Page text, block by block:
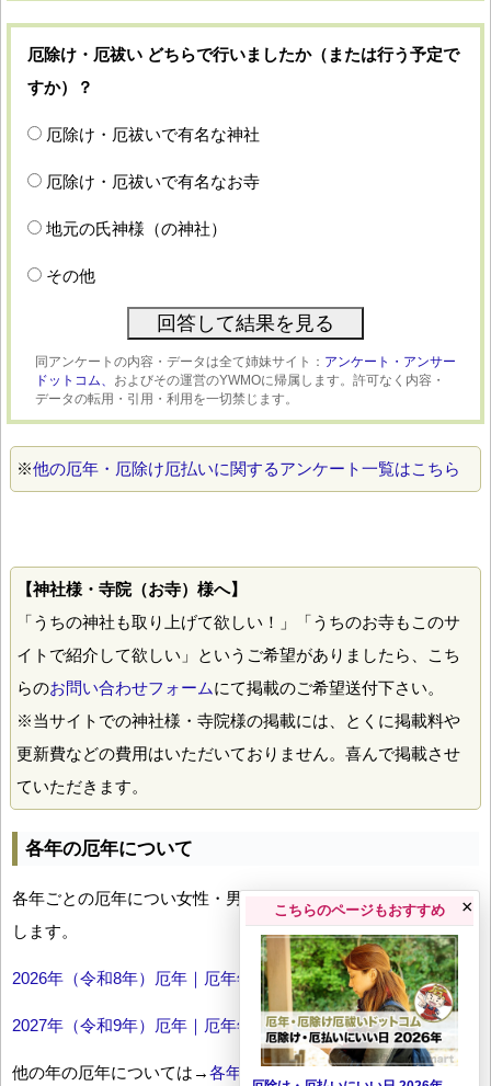
厄除け・厄祓い どちらで行いましたか（または行う予定で
すか）？
厄除け・厄祓いで有名な神社
厄除け・厄祓いで有名なお寺
地元の氏神様（の神社）
その他
同アンケートの内容・データは全て姉妹サイト： アンケート・アンサー
ドットコム、 およびその運営のYWMOに帰属します。許可なく内容・
データの転用・引用・利用を一切禁じます。
※他の厄年・厄除け厄払いに関するアンケート一覧はこちら
【神社様・寺院（お寺）様へ】
「うちの神社も取り上げて欲しい！」「うちのお寺もこのサ
イトで紹介して欲しい」というご希望がありましたら、こち
らのお問い合わせフォームにて掲載のご希望送付下さい。
※当サイトでの神社様・寺院様の掲載には、とくに掲載料や
更新費などの費用はいただいておりません。喜んで掲載させ
ていただきます。
各年の厄年について
各年ごとの厄年につい女性・男性の年齢早見表とともにお伝え
します。
2026年（令和8年）厄年｜厄年年齢早見表
2027年（令和9年）厄年｜厄年年齢早見表
他の年の厄年については→各年厄年一覧
こちらのページもおすすめ ×